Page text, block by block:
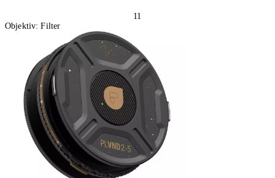
11
Objektiv: Filter